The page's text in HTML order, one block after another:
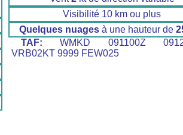
Visibilité 10 km ou plus
Quelques nuages à une hauteur de
TAF: WMKD 091100Z 0912/
VRB02KT 9999 FEW025